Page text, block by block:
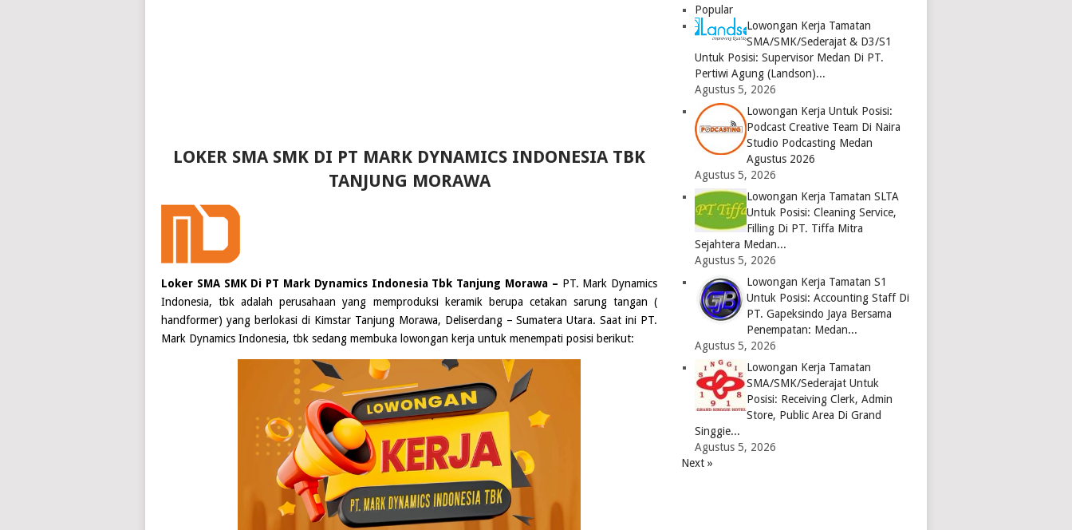
LOKER SMA SMK DI PT MARK DYNAMICS INDONESIA TBK
TANJUNG MORAWA
Loker SMA SMK Di PT Mark Dynamics Indonesia Tbk Tanjung Morawa – PT. Mark Dynamics
Indonesia, tbk adalah perusahaan yang memproduksi keramik berupa cetakan sarung tangan (
handformer) yang berlokasi di KimstarTanjung Morawa, Deliserdang – Sumatera Utara. Saat ini PT.
Mark Dynamics Indonesia, tbk sedang membuka lowongan kerja untuk menempati posisi berikut:
Popular
Lowongan Kerja Tamatan
SMA/SMK/Sederajat & D3/S1
Untuk Posisi: Supervisor Medan Di PT.
Pertiwi Agung (Landson)...
Agustus 5, 2026
Lowongan Kerja Untuk Posisi:
Podcast Creative Team Di Naira
Studio Podcasting Medan
Agustus 2026
Agustus 5, 2026
Lowongan Kerja Tamatan SLTA
Untuk Posisi: Cleaning Service,
Filling Di PT. Tiffa Mitra
Sejahtera Medan...
Agustus 5, 2026
Lowongan Kerja Tamatan S1
Untuk Posisi: Accounting Staff Di
PT. Gapeksindo Jaya Bersama
Penempatan: Medan...
Agustus 5, 2026
Lowongan Kerja Tamatan
SMA/SMK/Sederajat Untuk
Posisi: Receiving Clerk, Admin
Store, Public Area Di Grand
Singgie...
Agustus 5, 2026
Next »